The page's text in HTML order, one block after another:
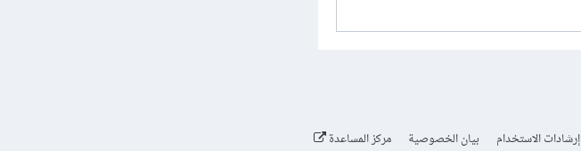
إرشادات الاستخدام بيان الخصوصية مركز المساعدة